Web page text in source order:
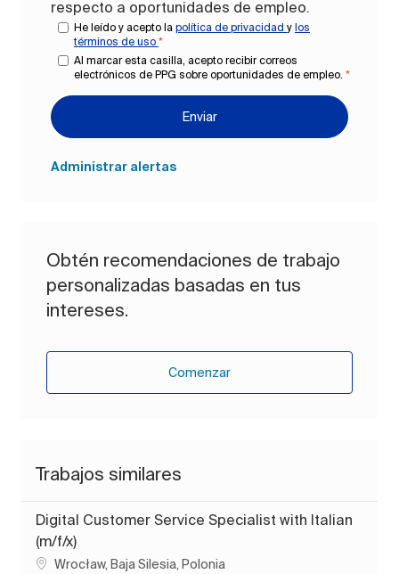
respecto a oportunidades de empleo.
He leído y acepto la política de privacidad y los
términos de uso *
Al marcar esta casilla, acepto recibir correos
electrónicos de PPG sobre oportunidades de empleo. *
Enviar
Administrar alertas
Obtén recomendaciones de trabajo
personalizadas basadas en tus
intereses.
Comenzar
Trabajos similares
Digital Customer Service Specialist with Italian
(m/f/x)
Ubicación
Wrocław, Baja Silesia, Polonia